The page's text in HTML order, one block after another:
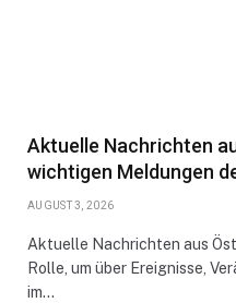
Aktuelle Nachrichten
wichtigen Meldungen
AUGUST 3, 2026
Aktuelle Nachrichten aus
Rolle, um über Ereignisse,
im…